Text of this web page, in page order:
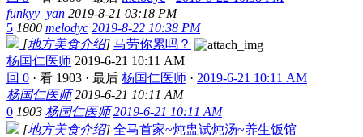
funkyy_yan 2019-8-21 03:18 PM
5 1800 melodyc 2019-8-22 10:38 PM
[地方美食介绍] 马劳你累吗？
杨国仁医师 2019-6-21 10:11 AM
回 0 · 看 1903 · 最后 杨国仁医师 · 2019-6-21 10:11 AM
杨国仁医师 2019-6-21 10:11 AM
0 1903 杨国仁医师 2019-6-21 10:11 AM
[地方美食介绍] 全马首家~炖盅试炖汤~养生饭馆